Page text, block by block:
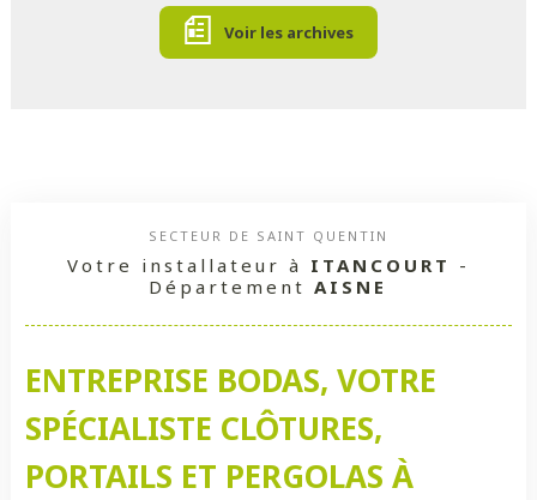
Voir les archives
SECTEUR DE SAINT QUENTIN
Votre installateur à ITANCOURT -
DépartementAISNE
ENTREPRISE BODAS, VOTRE
SPÉCIALISTE CLÔTURES,
PORTAILS ET PERGOLAS À